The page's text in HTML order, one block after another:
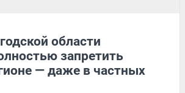
области
запретить
— даже в частных